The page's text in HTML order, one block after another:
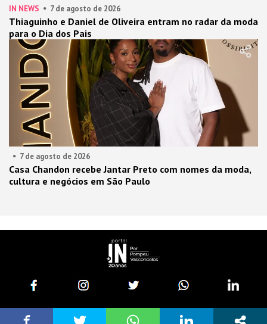
IN NEWS 7 de agosto de 2026
Thiaguinho e Daniel de Oliveira entram no radar da moda
para o Dia dos Pais
7 de agosto de 2026
Casa Chandon recebe Jantar Preto com nomes da moda,
cultura e negócios em São Paulo